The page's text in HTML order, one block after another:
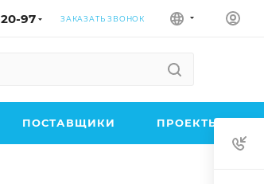
97 ЗАКАЗАТЬ ЗВОНОК
ПОСТАВЩИКИ ПРОЕКТЫ